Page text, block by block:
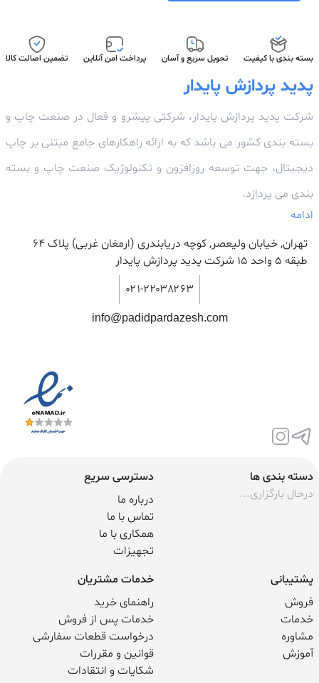
بسته بندی با کیفیت تحویل سریع و آسان پرداخت امن آنلاین تضمین اصالت کالا
پدید پردازش پایدار
شرکت پدید پردازش پایدار، شرکتی پیشرو و فعال در صنعت چاپ و
بسته بندی کشور می باشد که به ارائه راهکارهای جامع مبتنی بر چاپ
دیجیتال، جهت توسعه روزافزون و تکنولوژیک صنعت چاپ و بسته
بندی می پردازد.
ادامه
تهران, خیابان ولیعصر, کوچه دریابندری (ارمغان غربی) پلاک 64
طبقه ۵ واحد ۱۵ شرکت پدید پردازش پایدار
۰۲۱-۲۲۰۳۸۲۶۳
info@padidpardazesh.com
دسته بندی ها
درحال بارگزاری...
دسترسی سریع
درباره ما
تماس با ما
همکاری با ما
تجهیزات
پشتیبانی
فروش
خدمات
مشاوره
آموزش
خدمات مشتریان
راهنمای خرید
خدمات پس از فروش
درخواست قطعات سفارشی
قوانین و مقررات
شکایات و انتقادات